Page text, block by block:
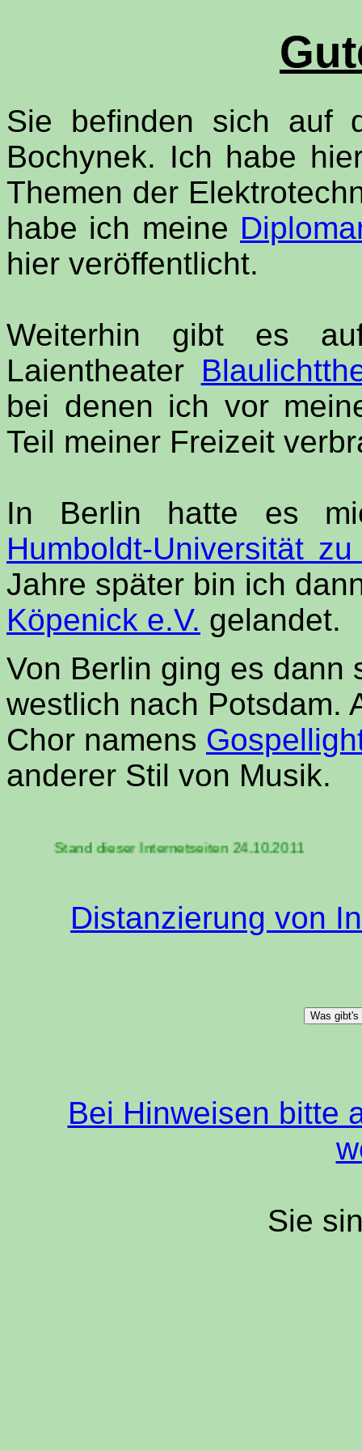
Sie befinden sich auf
Bochynek. Ich habe
Themen der
habe ich meine
hier veröffentlicht.
Weiterhin gibt es
Laientheater
bei denen ich vor
Teil meiner Freizeit
In Berlin hatte es
Humboldt-Universität
Jahre später bin ich
Köpenick e.V. gelandet.
Von Berlin ging es dann
westlich nach Potsdam.
Chor namens
anderer Stil von Musik.
Stand dieser Internetseiten 24.10.2011
Distanzierung von
Bei Hinweisen bitte
Sie